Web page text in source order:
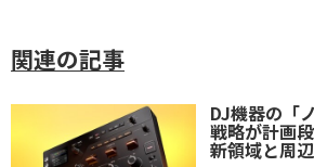
関連の記事
DJ機器の「
戦略が計画
新領域と周